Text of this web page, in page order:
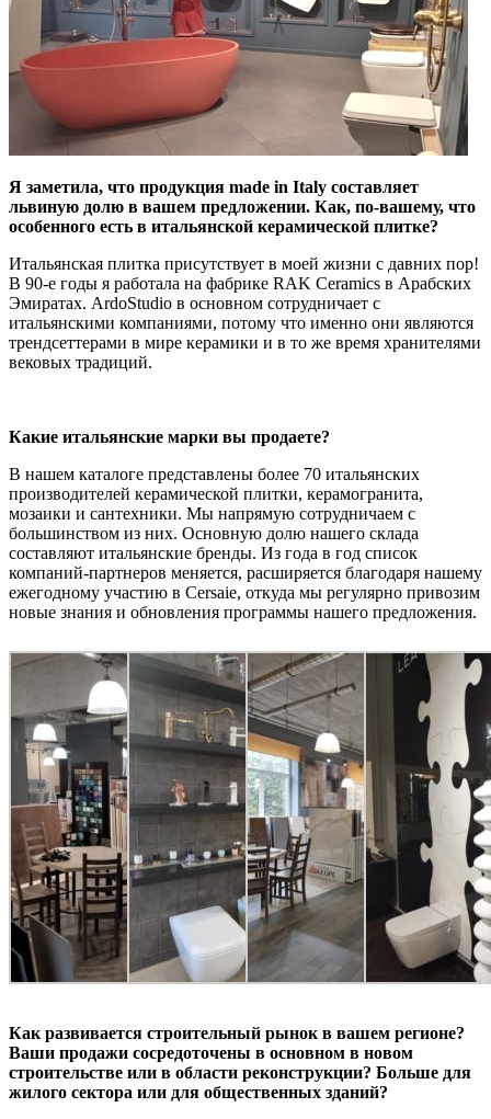
Я заметила, что продукция made in Italy составляет
львиную долю в вашем предложении. Как, по-вашему, что
особенного есть в итальянской керамической плитке?
Итальянская плитка присутствует в моей жизни с давних пор!
В 90-е годы я работала на фабрике RAK Ceramics в Арабских
Эмиратах. ArdoStudio в основном сотрудничает с
итальянскими компаниями, потому что именно они являются
трендсеттерами в мире керамики и в то же время хранителями
вековых традиций.
Какие итальянские марки вы продаете?
В нашем каталоге представлены более 70 итальянских
производителей керамической плитки, керамогранита,
мозаики и сантехники. Мы напрямую сотрудничаем с
большинством из них. Основную долю нашего склада
составляют итальянские бренды. Из года в год список
компаний-партнеров меняется, расширяется благодаря нашему
ежегодному участию в Cersaie, откуда мы регулярно привозим
новые знания и обновления программы нашего предложения.
Как развивается строительный рынок в вашем регионе?
Ваши продажи сосредоточены в основном в новом
строительстве или в области реконструкции? Больше для
жилого сектора или для общественных зданий?